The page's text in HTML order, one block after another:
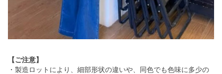
【ご注意】
・製造ロットにより、細部形状の違いや、同色でも色味に多少の